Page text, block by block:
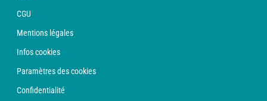
CGU
Mentions légales
Infos cookies
Paramètres des cookies
Confidentialité